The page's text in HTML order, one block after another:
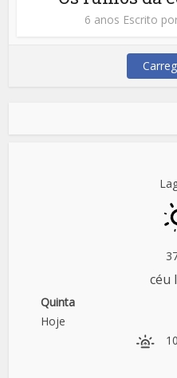
6 anos Escrito
céu
Quinta
Hoje